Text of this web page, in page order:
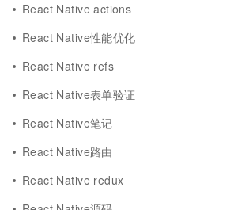
React Native actions
React Native性能优化
React Native refs
React Native表单验证
React Native笔记
React Native路由
React Native redux